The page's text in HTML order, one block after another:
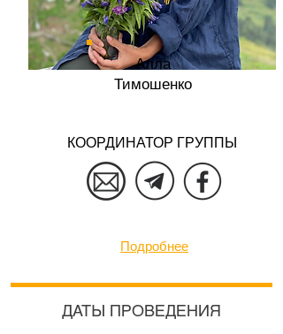
Алла
Тимошенко
КООРДИНАТОР ГРУППЫ
Подробнее
ДАТЫ ПРОВЕДЕНИЯ